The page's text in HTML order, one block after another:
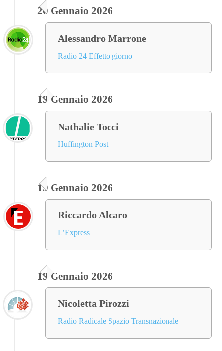
20 Gennaio 2026
Alessandro Marrone
Radio 24 Effetto giorno
19 Gennaio 2026
Nathalie Tocci
Huffington Post
19 Gennaio 2026
Riccardo Alcaro
L’Express
19 Gennaio 2026
Nicoletta Pirozzi
Radio Radicale Spazio Transnazionale